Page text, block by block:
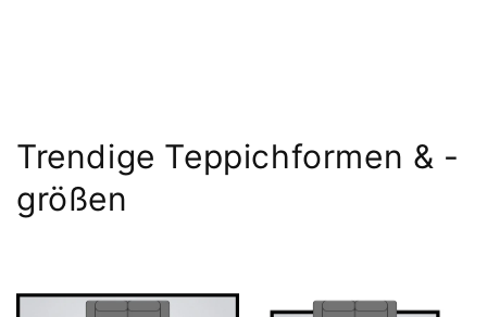
Trendige Teppichformen & -
größen